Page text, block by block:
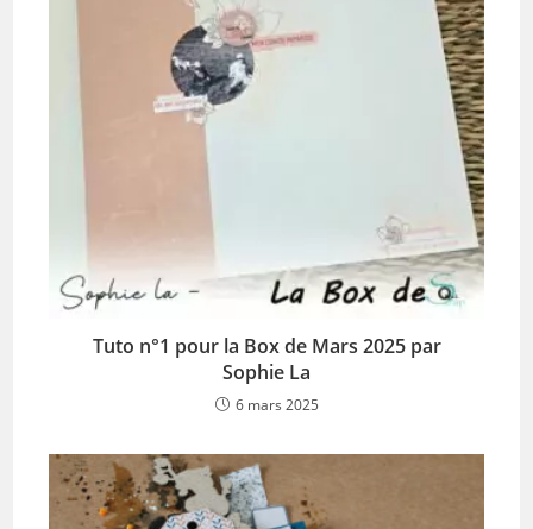
Tuto n°1 pour la Box de Mars 2025 par
Sophie La
6 mars 2025